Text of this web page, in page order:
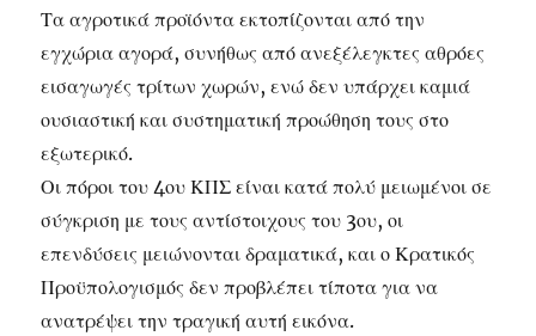
Τα αγροτικά προϊόντα εκτοπίζονται από την
εγχώρια αγορά, συνήθως από ανεξέλεγκτες αθρόες
εισαγωγές τρίτων χωρών, ενώ δεν υπάρχει καμιά
ουσιαστική και συστηματική προώθηση τους στο
εξωτερικό.
Οι πόροι του 4ου ΚΠΣ είναι κατά πολύ μειωμένοι σε
σύγκριση με τους αντίστοιχους του 3ου, οι
επενδύσεις μειώνονται δραματικά, και ο Κρατικός
Προϋπολογισμός δεν προβλέπει τίποτα για να
ανατρέψει την τραγική αυτή εικόνα.